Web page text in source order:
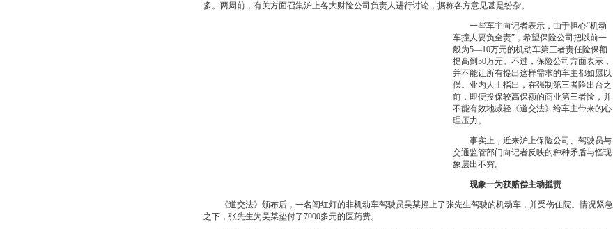
多。两周前，有关方面召集沪上各大财险公司负责人进行讨论，据称各方意见甚是纷杂。
一些车主向记者表示，由于担心“机动
车撞人要负全责”，希望保险公司把以前一
般为5—10万元的机动车第三者责任险保额
提高到50万元。不过，保险公司方面表示，
并不能让所有提出这样需求的车主都如愿以
偿。业内人士指出，在强制第三者险出台之
前，即便投保较高保额的商业第三者险，并
不能有效地减轻《道交法》给车主带来的心
理压力。
事实上，近来沪上保险公司、驾驶员与
交通监管部门向记者反映的种种矛盾与怪现
象层出不穷。
现象一为获赔偿主动揽责
《道交法》颁布后，一名闯红灯的非机动车驾驶员吴某撞上了张先生驾驶的机动车，并受伤住院。情况紧急
之下，张先生为吴某垫付了7000多元的医药费。